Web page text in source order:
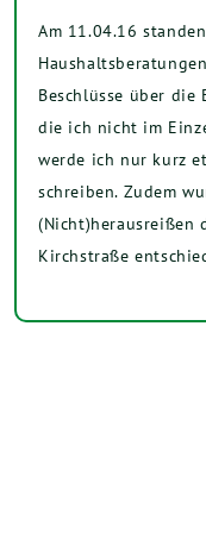
Am 11.04.16
Beschlüsse über
die ich nicht im
werde ich nur kurz
schreiben. Zudem
(Nicht)herausreißen
Kirchstraße